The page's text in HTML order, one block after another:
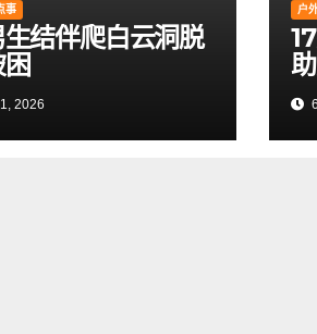
事
结伴爬白云洞脱
2026
户